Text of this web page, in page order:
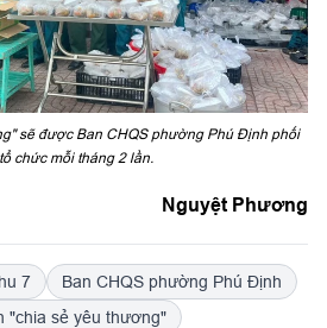
sẽ được Ban CHQS phường Phú Định phối
chức mỗi tháng 2 lần.
Nguyệt Phương
7
Ban CHQS phường Phú Định
"chia sẻ yêu thương"